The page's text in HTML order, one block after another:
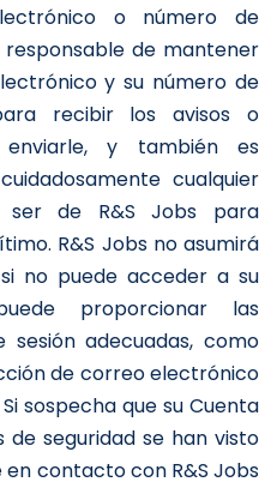
o número de
de mantener
y su número de
recibir los avisos o
y también es
cualquier
ser de R&S Jobs para
R&S Jobs no asumirá
no puede acceder a su
proporcionar las
adecuadas, como
de correo electrónico
sospecha que su Cuenta
de seguridad se han visto
contacto con R&S Jobs